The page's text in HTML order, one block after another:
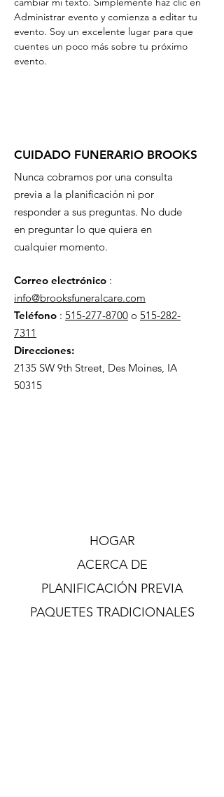
Administrar evento y comienza a editar tu
evento. Soy un excelente lugar para que
cuentes un poco más sobre tu próximo
evento.
CUIDADO FUNERARIO BROOKS
Nunca cobramos por una consulta
previa a la planificación ni por
responder a sus preguntas. No dude
en preguntar lo que quiera en
cualquier momento.
Correo electrónico :
info@brooksfuneralcare.com
Teléfono : 515-277-8700 o 515-282-
7311
Direcciones:
2135 SW 9th Street, Des Moines, IA
50315
HOGAR
ACERCA DE
PLANIFICACIÓN PREVIA
PAQUETES TRADICIONALES